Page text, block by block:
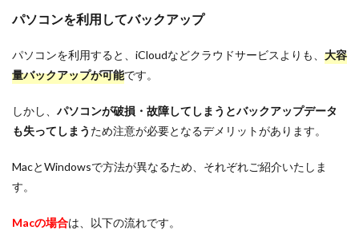
パソコンを利用してバックアップ
パソコンを利用すると、iCloudなどクラウドサービスよりも、 大容
量バックアップが可能です。
しかし、 パソコンが破損・故障してしまうとバックアップデータ
も失ってしまう ため注意が必要となるデメリットがあります。
MacとWindowsで方法が異なるため、それぞれご紹介いたしま
す。
Macの場合は、以下の流れです。